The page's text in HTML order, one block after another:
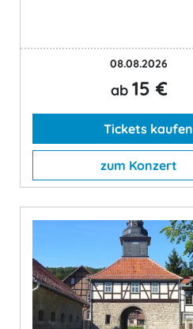
08.08.2026
ab 15 €
Tickets kaufen
zum Konzert